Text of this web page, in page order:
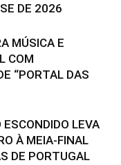
DE 2026
MÚSICA E
COM
“PORTAL DAS
LEVA
À MEIA-FINAL
DE PORTUGAL